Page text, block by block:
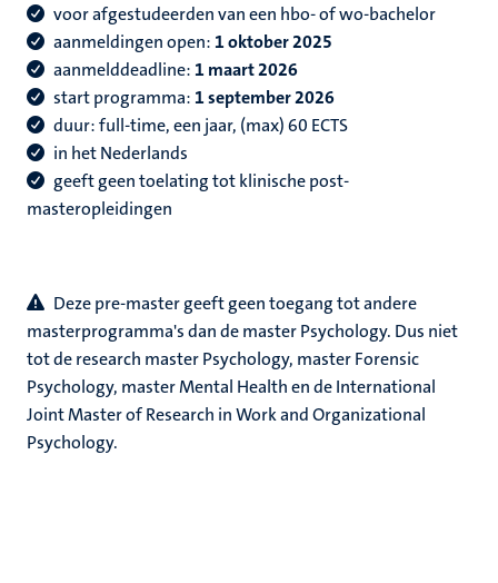
voor afgestudeerden van een hbo- of wo-bachelor
aanmeldingen open: 1 oktober 2025
aanmelddeadline: 1 maart 2026
start programma: 1 september 2026
duur: full-time, een jaar, (max) 60 ECTS
in het Nederlands
geeft geen toelating tot klinische post-
masteropleidingen
Deze pre-master geeft geen toegang tot andere
masterprogramma's dan de master Psychology. Dus niet
tot de research master Psychology, master Forensic
Psychology, master Mental Health en de International
Joint Master of Research in Work and Organizational
Psychology.